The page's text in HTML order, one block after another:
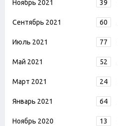
Ноябрь 2021 39
Сентябрь 2021 60
Июль 2021 77
Май 2021 52
Март 2021 24
Январь 2021 64
Ноябрь 2020 13